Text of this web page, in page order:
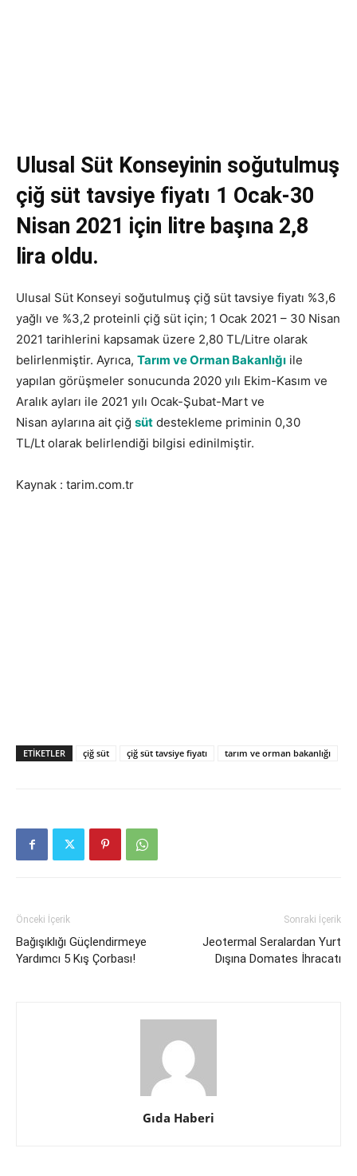
Ulusal Süt Konseyinin soğutulmuş
çiğ süt tavsiye fiyatı 1 Ocak-30
Nisan 2021 için litre başına 2,8
lira oldu.
Ulusal Süt Konseyi soğutulmuş çiğ süt tavsiye fiyatı %3,6
yağlı ve %3,2 proteinli çiğ süt için; 1 Ocak 2021 – 30 Nisan
2021 tarihlerini kapsamak üzere 2,80 TL/Litre olarak
belirlenmiştir. Ayrıca, Tarım ve Orman Bakanlığı ile
yapılan görüşmeler sonucunda 2020 yılı Ekim-Kasım ve
Aralık ayları ile 2021 yılı Ocak-Şubat-Mart ve
Nisan aylarına ait çiğ süt destekleme priminin 0,30
TL/Lt olarak belirlendiği bilgisi edinilmiştir.
Kaynak : tarim.com.tr
ETIKETLER çiğ süt çiğ süt tavsiye fiyatı tarım ve orman bakanlığı
Önceki İçerik
Bağışıklığı Güçlendirmeye
Yardımcı 5 Kış Çorbası!
Sonraki İçerik
Jeotermal Seralardan Yurt
Dışına Domates İhracatı
Gıda Haberi